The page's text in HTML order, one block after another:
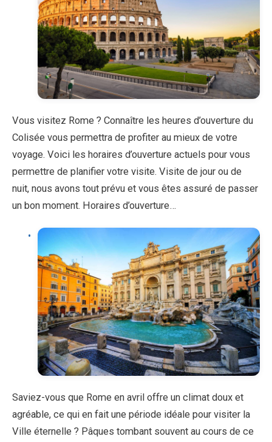
Vous visitez Rome ? Connaître les heures d’ouverture du
Colisée vous permettra de profiter au mieux de votre
voyage. Voici les horaires d’ouverture actuels pour vous
permettre de planifier votre visite. Visite de jour ou de
nuit, nous avons tout prévu et vous êtes assuré de passer
un bon moment. Horaires d’ouverture…
Saviez-vous que Rome en avril offre un climat doux et
agréable, ce qui en fait une période idéale pour visiter la
Ville éternelle ? Pâques tombant souvent au cours de ce